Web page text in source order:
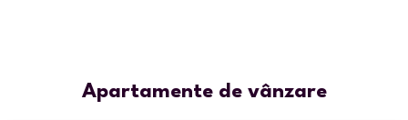
Apartamente de vânzare